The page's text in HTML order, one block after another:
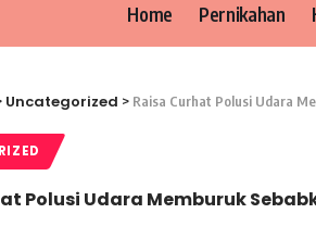
Home Pernikahan
Uncategorized > Raisa Curhat Polusi Udara
Polusi Udara Memburuk